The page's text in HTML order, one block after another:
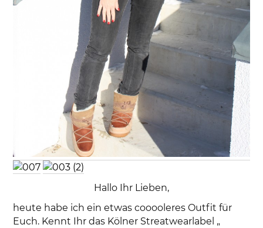
Hallo Ihr Lieben,
heute habe ich ein etwas cooooleres Outfit für
Euch. Kennt Ihr das Kölner Streatwearlabel „